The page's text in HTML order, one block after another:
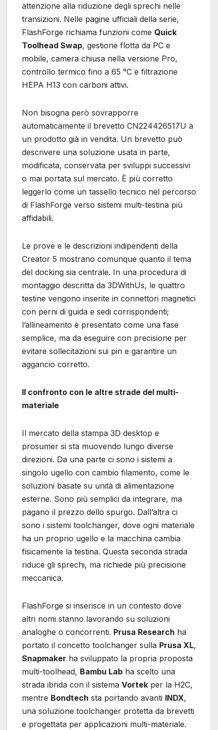
attenzione alla riduzione degli sprechi nelle
transizioni. Nelle pagine ufficiali della serie,
FlashForge richiama funzioni come Quick
Toolhead Swap, gestione flotta da PC e
mobile, camera chiusa nella versione Pro,
controllo termico fino a 65 °C e filtrazione
HEPA H13 con carboni attivi.
Non bisogna però sovrapporre
automaticamente il brevetto CN224426517U a
un prodotto già in vendita. Un brevetto può
descrivere una soluzione usata in parte,
modificata, conservata per sviluppi successivi
o mai portata sul mercato. È più corretto
leggerlo come un tassello tecnico nel percorso
di FlashForge verso sistemi multi-testina più
affidabili.
Le prove e le descrizioni indipendenti della
Creator 5 mostrano comunque quanto il tema
del docking sia centrale. In una procedura di
montaggio descritta da 3DWithUs, le quattro
testine vengono inserite in connettori magnetici
con perni di guida e sedi corrispondenti;
l’allineamento è presentato come una fase
semplice, ma da eseguire con precisione per
evitare sollecitazioni sui pin e garantire un
aggancio corretto.
Il confronto con le altre strade del multi-
materiale
Il mercato della stampa 3D desktop e
prosumer si sta muovendo lungo diverse
direzioni. Da una parte ci sono i sistemi a
singolo ugello con cambio filamento, come le
soluzioni basate su unità di alimentazione
esterne. Sono più semplici da integrare, ma
pagano il prezzo dello spurgo. Dall’altra ci
sono i sistemi toolchanger, dove ogni materiale
ha un proprio ugello e la macchina cambia
fisicamente la testina. Questa seconda strada
riduce gli sprechi, ma richiede più precisione
meccanica.
FlashForge si inserisce in un contesto dove
altri nomi stanno lavorando su soluzioni
analoghe o concorrenti. Prusa Research ha
portato il concetto toolchanger sulla Prusa XL,
Snapmaker ha sviluppato la propria proposta
multi-toolhead, Bambu Lab ha scelto una
strada ibrida con il sistema Vortek per la H2C,
mentre Bondtech sta portando avanti INDX,
una soluzione toolchanger protetta da brevetti
e progettata per applicazioni multi-materiale.